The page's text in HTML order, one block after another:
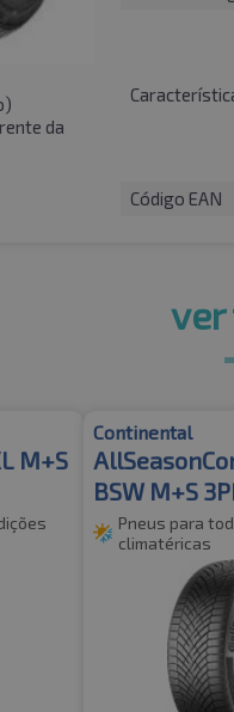
)
da
Código EAN
ver
M+S
Continental
BSW M+S
Pneus para
climatéricas